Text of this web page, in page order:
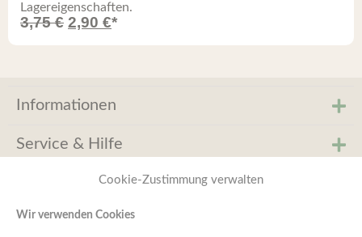
Cookie-Zustimmung verwalten
Wir verwenden Cookies
Lagereigenschaften.
3,75€ 2,90 €*
Informationen
Service & Hilfe
Komm in die Kompost&Liebe
Gartengruppe